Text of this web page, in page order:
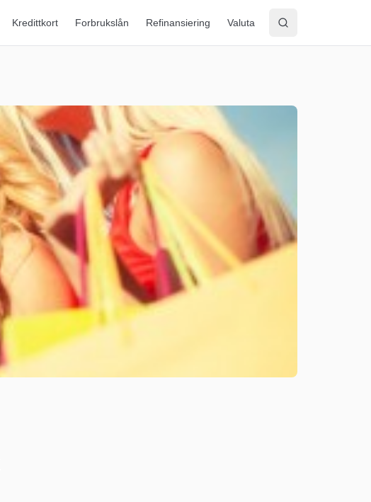
Kredittkort Forbrukslån Refinansiering Valuta